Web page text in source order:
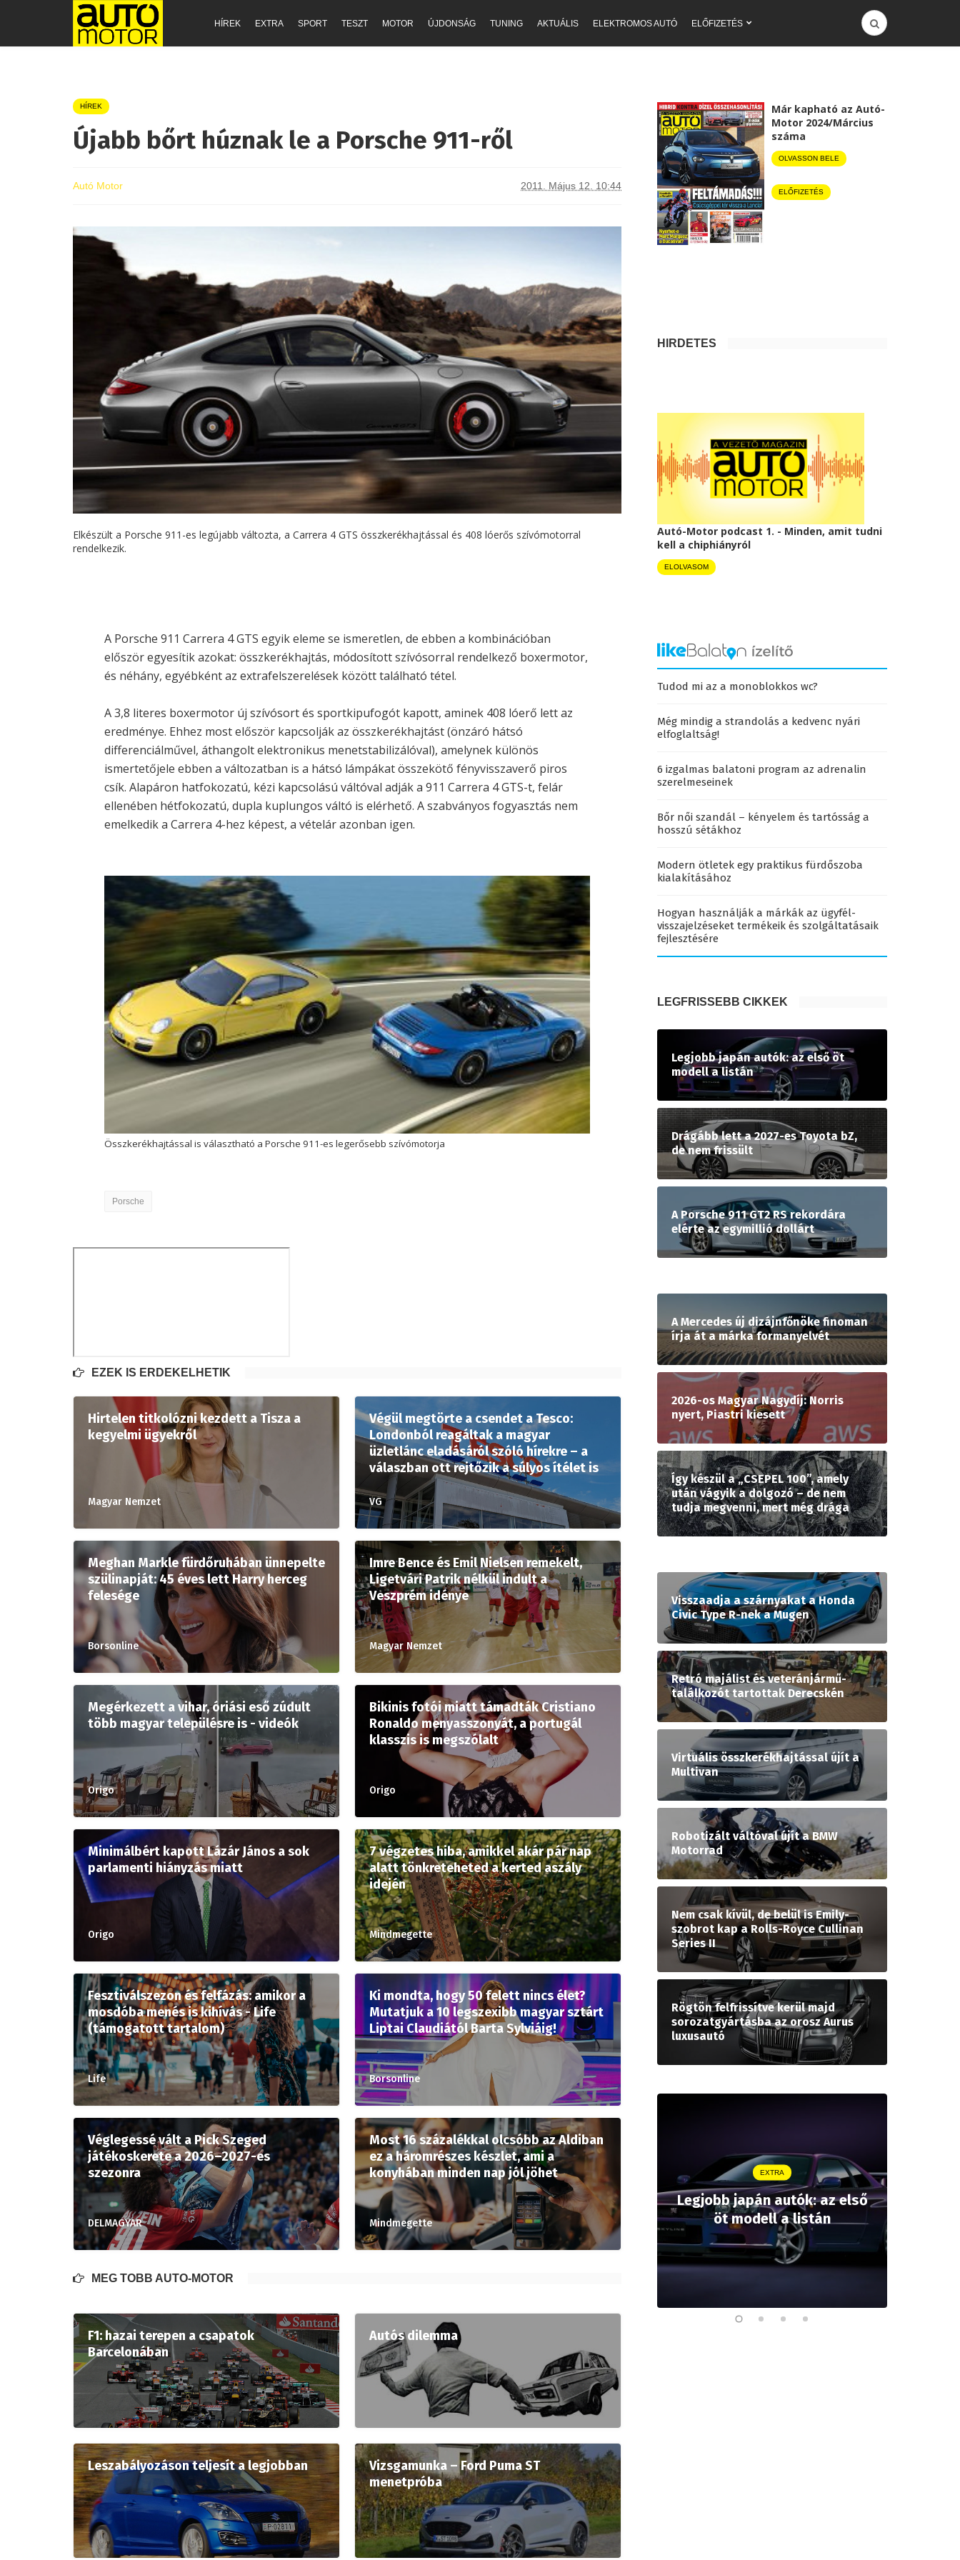
HÍREK EXTRA SPORT TESZT MOTOR ÚJDONSÁG TUNING AKTUÁLIS ELEKTROMOS AUTÓ ELŐFIZETÉS
HÍREK
Újabb bőrt húznak le a Porsche 911-ről
Autó Motor 2011. Május 12. 10:44
Elkészült a Porsche 911-es legújabb változta, a Carrera 4 GTS összkerékhajtással és 408 lóerős szívómotorral
rendelkezik.
A Porsche 911 Carrera 4 GTS egyik eleme se ismeretlen, de ebben a kombinációban
először egyesítik azokat: összkerékhajtás, módosított szívósorral rendelkező boxermotor,
és néhány, egyébként az extrafelszerelések között található tétel.
A 3,8 literes boxermotor új szívósort és sportkipufogót kapott, aminek 408 lóerő lett az
eredménye. Ehhez most először kapcsolják az összkerékhajtást (önzáró hátsó
differenciálművel, áthangolt elektronikus menetstabilizálóval), amelynek különös
ismertetőjele ebben a változatban is a hátsó lámpákat összekötő fényvisszaverő piros
csík. Alapáron hatfokozatú, kézi kapcsolású váltóval adják a 911 Carrera 4 GTS-t, felár
ellenében hétfokozatú, dupla kuplungos váltó is elérhető. A szabványos fogyasztás nem
emelkedik a Carrera 4-hez képest, a vételár azonban igen.
Összkerékhajtással is választható a Porsche 911-es legerősebb szívómotorja
Porsche
EZEK IS ÉRDEKELHETIK
Hirtelen titkolózni kezdett a Tisza a
kegyelmi ügyekről
Magyar Nemzet
Végül megtörte a csendet a Tesco:
Londonból reagáltak a magyar
üzletlánc eladásáról szóló hírekre – a
válaszban ott rejtőzik a súlyos ítélet is
VG
Meghan Markle fürdőruhában ünnepelte
szülinapját: 45 éves lett Harry herceg
felesége
Borsonline
Imre Bence és Emil Nielsen remekelt,
Ligetvári Patrik nélkül indult a
Veszprém idénye
Magyar Nemzet
Megérkezett a vihar, óriási eső zúdult
több magyar településre is - videók
Origo
Bikinis fotói miatt támadták Cristiano
Ronaldo menyasszonyát, a portugál
klasszis is megszólalt
Origo
Minimálbért kapott Lázár János a sok
parlamenti hiányzás miatt
Origo
7 végzetes hiba, amikkel akár pár nap
alatt tönkreteheted a kerted aszály
idején
Mindmegette
Fesztiválszezon és felfázás: amikor a
mosdóba menés is kihívás - Life
(támogatott tartalom)
Life
Ki mondta, hogy 50 felett nincs élet?
Mutatjuk a 10 legszexibb magyar sztárt
Liptai Claudiától Barta Sylviáig!
Borsonline
Véglegessé vált a Pick Szeged
játékoskerete a 2026–2027-es
szezonra
DELMAGYAR
Most 16 százalékkal olcsóbb az Aldiban
ez a háromrészes készlet, ami a
konyhában minden nap jól jöhet
Mindmegette
MÉG TÖBB AUTÓ-MOTOR
F1: hazai terepen a csapatok
Barcelonában
Autós dilemma
Leszabályozáson teljesít a legjobban
Vizsgamunka – Ford Puma ST
menetpróba
Már kapható az Autó-
Motor 2024/Március
száma
OLVASSON BELE
ELŐFIZETÉS
HIRDETÉS
Autó-Motor podcast 1. - Minden, amit tudni
kell a chiphiányról
ELOLVASOM
Tudod mi az a monoblokkos wc?
Még mindig a strandolás a kedvenc nyári
elfoglaltság!
6 izgalmas balatoni program az adrenalin
szerelmeseinek
Bőr női szandál – kényelem és tartósság a
hosszú sétákhoz
Modern ötletek egy praktikus fürdőszoba
kialakításához
Hogyan használják a márkák az ügyfél-
visszajelzéseket termékeik és szolgáltatásaik
fejlesztésére
LEGFRISSEBB CIKKEK
Legjobb japán autók: az első öt
modell a listán
Drágább lett a 2027-es Toyota bZ,
de nem frissült
A Porsche 911 GT2 RS rekordára
elérte az egymillió dollárt
A Mercedes új dizájnfőnöke finoman
írja át a márka formanyelvét
2026-os Magyar Nagydíj: Norris
nyert, Piastri kiesett
Így készül a „CSEPEL 100”, amely
után vágyik a dolgozó – de nem
tudja megvenni, mert még drága
Visszaadja a szárnyakat a Honda
Civic Type R-nek a Mugen
Retró majálist és veteránjármű-
találkozót tartottak Derecskén
Virtuális összkerékhajtással újít a
Multivan
Robotizált váltóval újít a BMW
Motorrad
Nem csak kívül, de belül is Emily-
szobrot kap a Rolls-Royce Cullinan
Series II
Rögtön felfrissítve kerül majd
sorozatgyártásba az orosz Aurus
luxusautó
EXTRA
Legjobb japán autók: az első
öt modell a listán